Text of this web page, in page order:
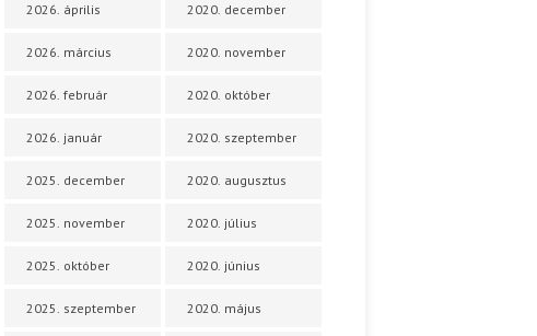
2026. április
2026. március
2026. február
2026. január
2025. december
2025. november
2025. október
2025. szeptember
2020. december
2020. november
2020. október
2020. szeptember
2020. augusztus
2020. július
2020. június
2020. május